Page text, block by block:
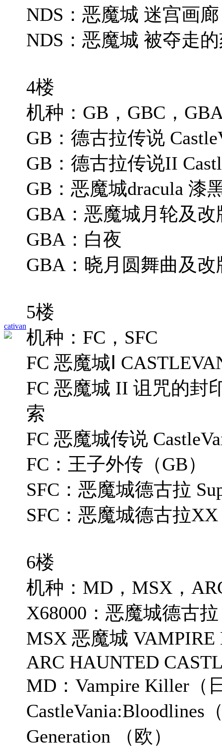
cativan
NDS：恶魔城 迷宫画廊
NDS：恶魔城 被夺走
4楼
机种：GB，GBC，
GB：德古拉传说
GB：德古拉传说II
GB：恶魔城dracula 漆
GBA：恶魔城月轮及改
GBA：白夜
GBA：晓月圆舞曲及改
5楼
机种：FC，SFC
FC 恶魔城Ⅰ
FC 恶魔城 II 诅咒的封
索
FC 恶魔城传说
FC：王子外传（GB）
SFC：恶魔城德古拉
SFC：恶魔城德古拉XX
6楼
机种：MD，MSX，
X68000：恶魔城德古
MSX 恶魔城
ARC HAUNTED
MD：Vampire Killer（
CastleVania:Bloodlines
Generation （欧）